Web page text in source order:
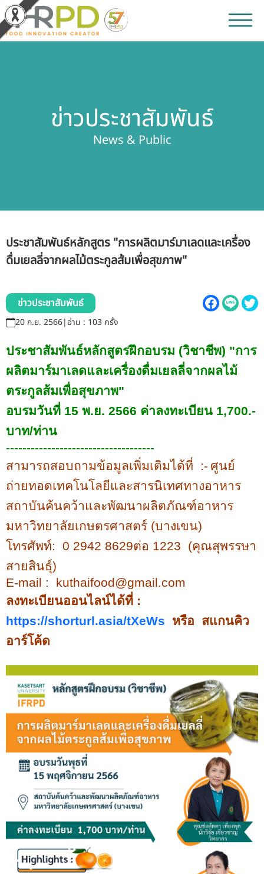
ผลิตภัณฑ์และจำหน่าย
เกี่ยวกับสถาบัน
บุคลากรสถาบัน
รับข้อร้องเรียนและข้อเสนอแนะ
ระบบสารสนเทศ (ใน)
ติดต่อเรา
สายตรงผู้บริหาร
ข่าวประชาสัมพันธ์
News & Public
ประชาสัมพันธ์หลักสูตร "การผลิตมาร์มาเลดและเครื่อง
ดื่มเยลลี่จากผลไม้ตระกูลส้มเพื่อสุขภาพ"
ข่าวประชาสัมพันธ์
20 ก.ย. 2566|อ่าน : 103 ครั้ง
ประชาสัมพันธ์หลักสูตรฝึกอบรม (วิชาชีพ) "การ
ผลิตมาร์มาเลดและเครื่องดื่มเยลลี่จากผลไม้
ตระกูลส้มเพื่อสุขภาพ"
อบรมวันที่ 15 พ.ย. 2566 ค่าลงทะเบียน 1,700.-
บาท/ท่าน
------------------------------------
สามารถสอบถามข้อมูลเพิ่มเติมได้ที่
:- ศูนย์
ถ่ายทอดเทคโนโลยีและสารนิเทศทางอาหาร
สถาบันค้นคว้าและพัฒนาผลิตภัณฑ์อาหาร
มหาวิทยาลัยเกษตรศาสตร์ (บางเขน)
โทรศัพท์: 0 2942 8629ต่อ 1223 (คุณสุพรรษา
สายสินธุ์)
E-mail :
kuthaifood@gmail.com
ลงทะเบียนออนไลน์ได้ที่ :
https://shorturl.asia/tXeWs หรือ สแกนคิว
อาร์โค้ด